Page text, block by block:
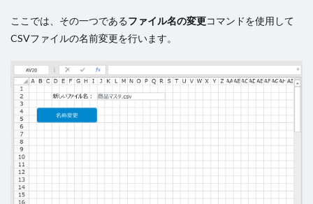
ここでは、その一つであるファイル名の変更コマンドを使用して
CSVファイルの名前変更を行います。
コマンドの強制終了
コマンドの複製
コンボボックス
サーバーサイドコマンドの呼び出し
スケジュールタスク
セルの名前定義
セルの書式設定
セルの自動結合
セルプロパティの設定
チェックボックス